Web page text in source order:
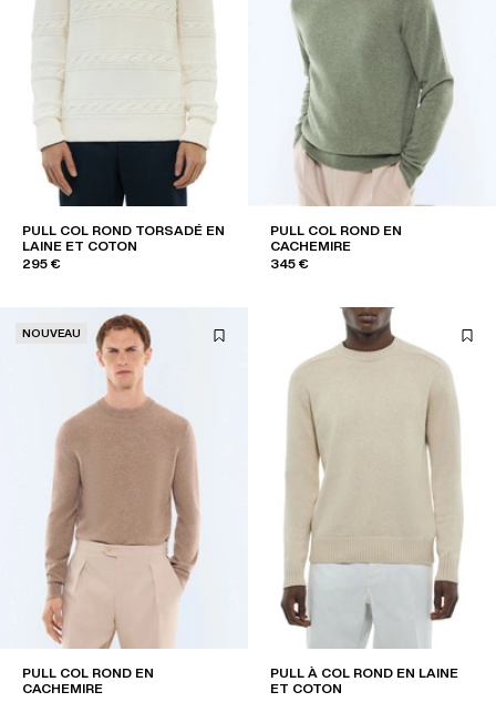
PULL COL ROND TORSADÉ EN
LAINE ET COTON
295 €
PULL COL ROND EN
CACHEMIRE
345 €
NOUVEAU
PULL COL ROND EN
CACHEMIRE
PULL À COL ROND EN LAINE
ET COTON